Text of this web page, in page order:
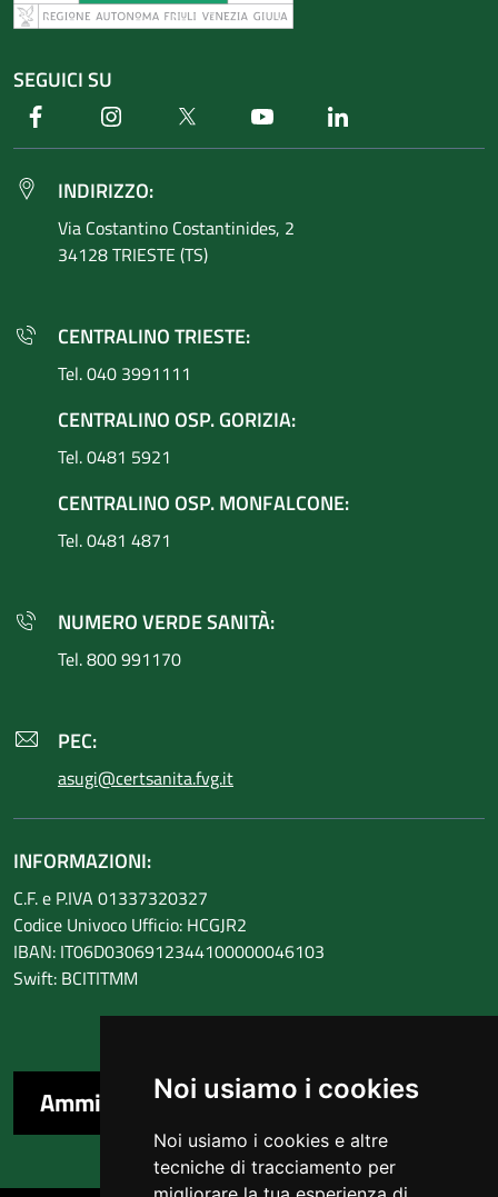
Noi usiamo i cookies
Noi usiamo i cookies e altre
tecniche di tracciamento per
SEGUICI SU
Facebook Instagram Twitter Youtube
INDIRIZZO:
Via Costantino Costantinides, 2
34128 TRIESTE (TS)
CENTRALINO TRIESTE:
Tel. 040 3991111
CENTRALINO OSP. GORIZIA:
Tel. 0481 5921
CENTRALINO OSP. MONFALCONE:
Tel. 0481 4871
NUMERO VERDE SANITÀ:
Tel. 800 991170
PEC:
asugi@certsanita.fvg.it
INFORMAZIONI:
C.F. e P.IVA 01337320327
Codice Univoco Ufficio: HCGJR2
IBAN: IT06D0306912344100000046103
Swift: BCITITMM
Amministrazione trasparente